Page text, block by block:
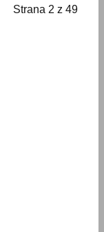
Strana 2 z 49